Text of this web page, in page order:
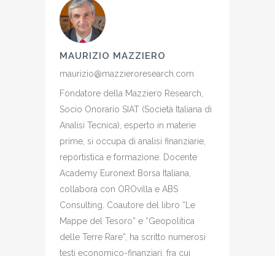
MAURIZIO MAZZIERO
maurizio@mazzieroresearch.com
Fondatore della Mazziero Research,
Socio Onorario SIAT (Società Italiana di
Analisi Tecnica), esperto in materie
prime, si occupa di analisi finanziarie,
reportistica e formazione. Docente
Academy Euronext Borsa Italiana,
collabora con OROvilla e ABS
Consulting. Coautore del libro “Le
Mappe del Tesoro” e “Geopolitica
delle Terre Rare”, ha scritto numerosi
testi economico-finanziari, fra cui